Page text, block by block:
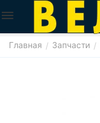
Главная / Запчасти /